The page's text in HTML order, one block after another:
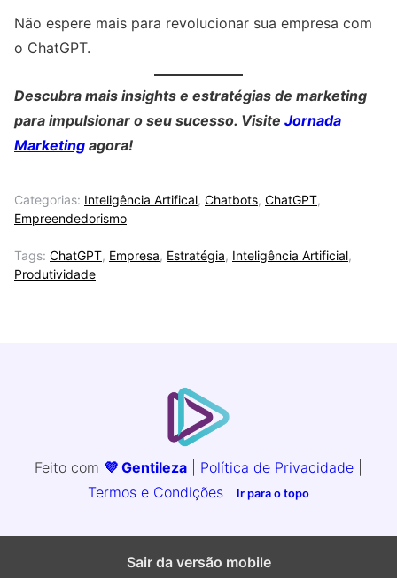
Não espere mais para revolucionar sua empresa com
o ChatGPT.
Descubra mais insights e estratégias de marketing
para impulsionar o seu sucesso. Visite Jornada
Marketing agora!
Categorias: Inteligência Artifical, Chatbots, ChatGPT,
Empreendedorismo
Tags: ChatGPT, Empresa, Estratégia, Inteligência Artificial,
Produtividade
Feito com 💜 Gentileza Política de Privacidade
Termos e Condições
Ir para o topo
Sair da versão mobile